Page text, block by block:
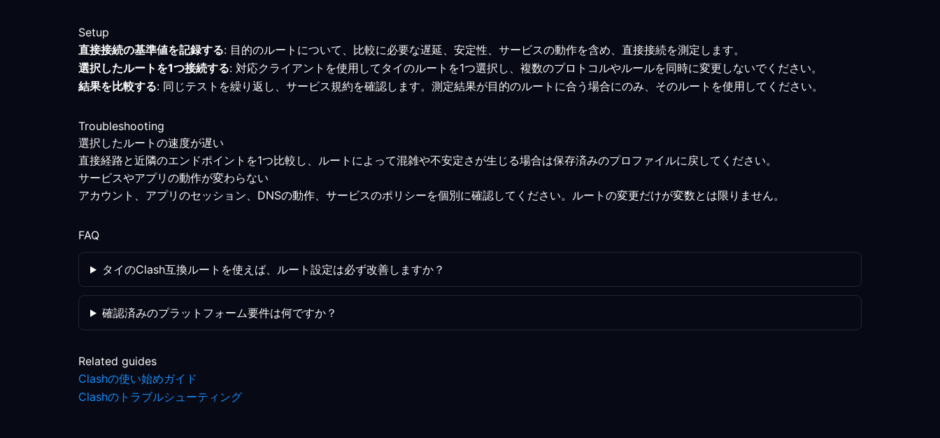
Setup
直接接続の基準値を記録する: 目的のルートについて、比較に必要な遅延、安定性、サービスの動作を含め、直接接続を測定します。
選択したルートを1つ接続する: 対応クライアントを使用してタイのルートを1つ選択し、複数のプロトコルやルールを同時に変更しないでください。
結果を比較する: 同じテストを繰り返し、サービス規約を確認します。測定結果が目的のルートに合う場合にのみ、そのルートを使用してください。
Troubleshooting
選択したルートの速度が遅い
直接経路と近隣のエンドポイントを1つ比較し、ルートによって混雑や不安定さが生じる場合は保存済みのプロファイルに戻してください。
サービスやアプリの動作が変わらない
アカウント、アプリのセッション、DNSの動作、サービスのポリシーを個別に確認してください。ルートの変更だけが変数とは限りません。
FAQ
タイのClash互換ルートを使えば、ルート設定は必ず改善しますか？
確認済みのプラットフォーム要件は何ですか？
Related guides
Clashの使い始めガイド
Clashのトラブルシューティング